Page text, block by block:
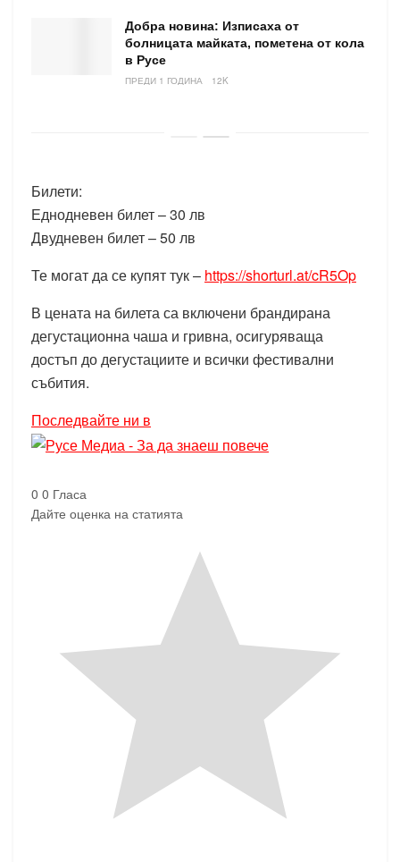
Добра новина: Изписаха от
болницата майката, пометена от кола
в Русе
ПРЕДИ 1 ГОДИНА 12K
Билети:
Еднодневен билет – 30 лв
Двудневен билет – 50 лв
Те могат да се купят тук – https://shorturl.at/cR5Op
В цената на билета са включени брандирана
дегустационна чаша и гривна, осигуряваща
достъп до дегустациите и всички фестивални
събития.
Последвайте ни в
0 0 Гласа
Дайте оценка на статията